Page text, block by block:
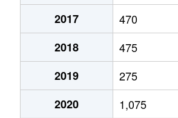
2017
470
2018
475
2019
275
2020
1,075